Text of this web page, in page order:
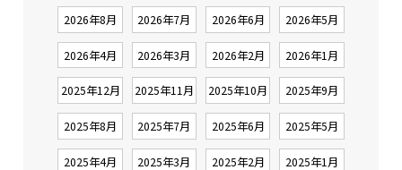
2026年8月 2026年7月 2026年6月 2026年5月
2026年4月 2026年3月 2026年2月 2026年1月
2025年12月 2025年11月 2025年10月 2025年9月
2025年8月 2025年7月 2025年6月 2025年5月
2025年4月 2025年3月 2025年2月 2025年1月